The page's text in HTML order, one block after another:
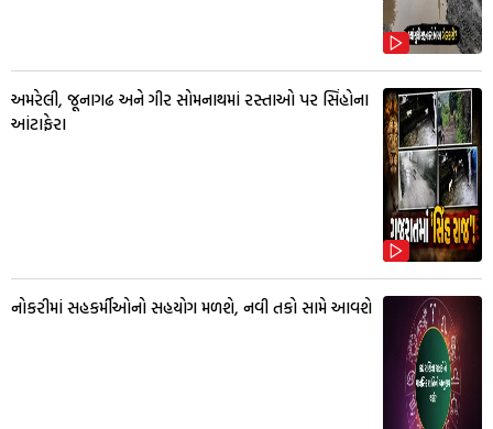
અમરેલી, જૂનાગઢ અને ગીર સોમનાથમાં રસ્તાઓ પર સિંહોના
આંટાફેરા
નોકરીમાં સહકર્મીઓનો સહયોગ મળશે, નવી તકો સામે આવશે